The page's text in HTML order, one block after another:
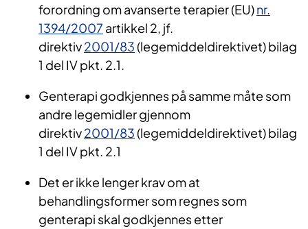
forordning om avanserte terapier (EU)nr.
1394/2007 artikkel 2, jf.
direktiv2001/83(legemiddeldirektivet) bilag
1 del IV pkt. 2.1.
Genterapi godkjennes på samme måte som
andre legemidler gjennom
direktiv2001/83(legemiddeldirektivet) bilag
1 del IV pkt. 2.1
Det er ikke lenger krav om at
behandlingsformer som regnes som
genterapi skal godkjennes etter